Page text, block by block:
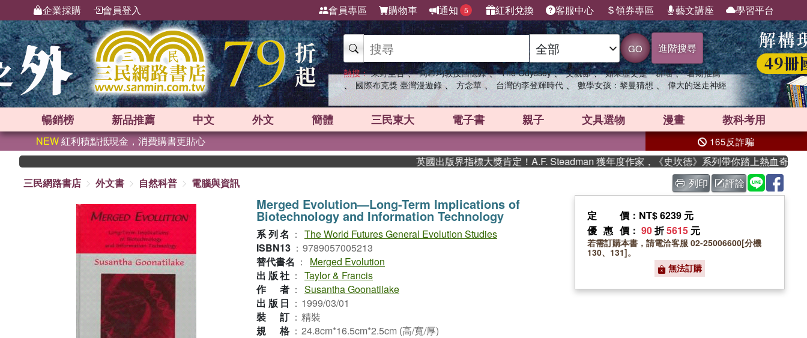
企業採購 會員登入 會員專區 購物車 通知 5 紅利兌換 客服中心 領券專區 藝文講座 學習平台
GO 進階搜尋
熱搜： 東野圭吾 、 高希均教授回憶錄 、 The Odyssey 、 父親節 、 如果歷史是一群喵 、 暑期推薦
、 國際布克獎 臺灣漫遊錄 、 方念華 、 台灣的李登輝時代 、 數學女孩：黎曼猜想 、 偉大的迷走神經
暢銷榜 新品推薦 中文 外文 簡體 三民東大 電子書 親子 文具選物 漫畫 教科考用
NEW紅利積點抵現金，消費購書更貼心 165反詐騙
英國出版界指標大獎肯定！A.F. Steadman 獲年度作家，《史坎德》系列帶你踏上熱血奇幻旅程
三民網路書店
外文書 自然科普 電腦與資訊 列印 評論
Merged Evolution—Long-Term Implications of
Biotechnology and Information Technology
系列名 ： The World Futures General Evolution Studies
ISBN13 ： 9789057005213
替代書名 ：
Merged Evolution
出版社 ： Taylor & Francis
作者 ： Susantha Goonatilake
出版日 ： 1999/03/01
裝訂 ： 精裝
規格 ： 24.8cm*16.5cm*2.5cm (高/寬/厚)
定價 ：NT$ 6239 元
優惠價 ： 90折5615 元
若需訂購本書，請電洽客服 02-25006600[分機
130、131]。
無法訂購